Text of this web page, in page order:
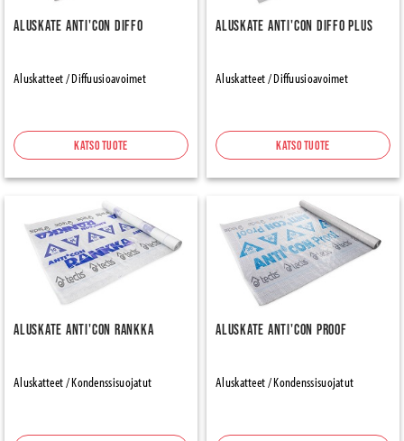
Aluskate Anti'con Diffo
Aluskatteet / Diffuusioavoimet
Katso tuote
Aluskate Anti'con Diffo Plus
Aluskatteet / Diffuusioavoimet
Katso tuote
Aluskate Anti'con Rankka
Aluskatteet / Kondenssisuojatut
Aluskate Anti'con Proof
Aluskatteet / Kondenssisuojatut